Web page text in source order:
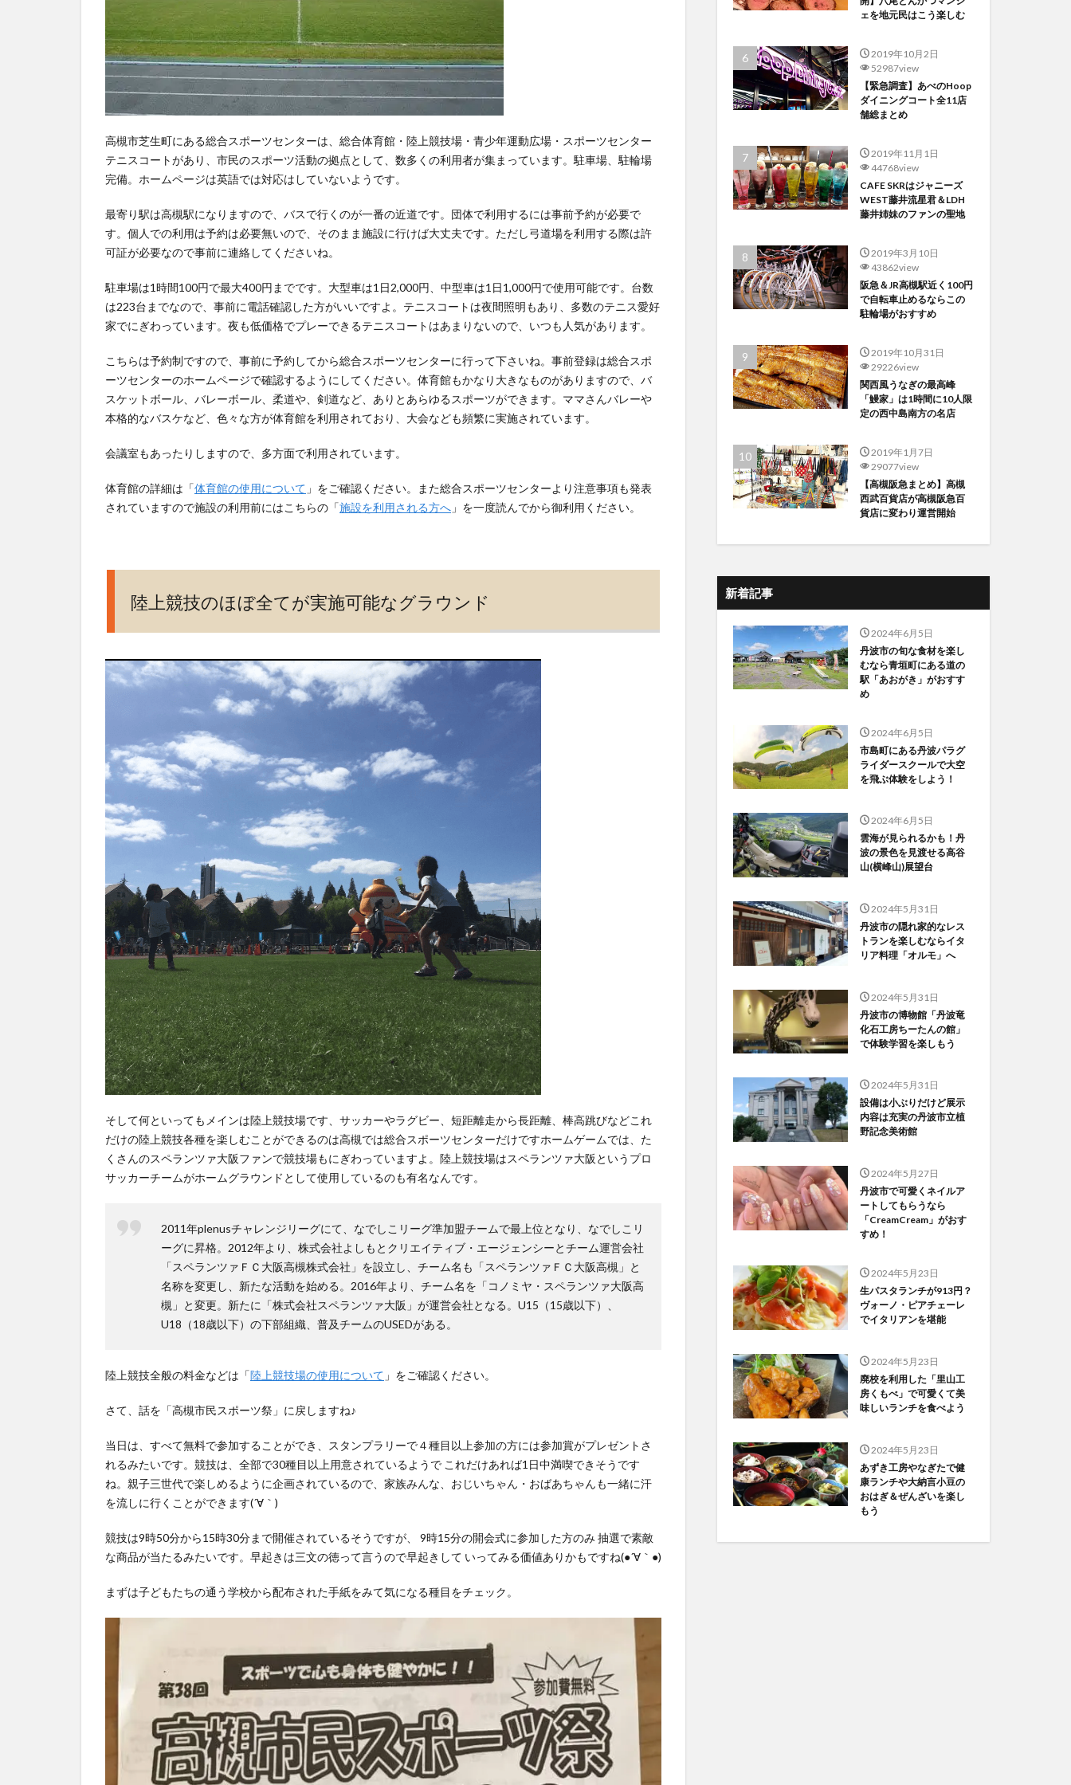
競
技
の
て
が
実
可
能
な
ラ
ン
ド
3
駐
車
も
完
備
大
円
ま
利
用
可
能
高槻市芝生町にある総合スポーツセンターは、総合体育館・陸上競技場・青少年運動広場・スポーツセンター
テニスコートがあり、市民のスポーツ活動の拠点として、数多くの利用者が集まっています。駐車場、駐輪場
完備。ホームページは英語では対応はしていないようです。
最寄り駅は高槻駅になりますので、バスで行くのが一番の近道です。団体で利用するには事前予約が必要で
す。個人での利用は予約は必要無いので、そのまま施設に行けば大丈夫です。ただし弓道場を利用する際は許
可証が必要なので事前に連絡してくださいね。
駐車場は1時間100円で最大400円までです。大型車は1日2,000円、中型車は1日1,000円で使用可能です。台数
は223台までなので、事前に電話確認した方がいいですよ。テニスコートは夜間照明もあり、多数のテニス愛好
家でにぎわっています。夜も低価格でプレーできるテニスコートはあまりないので、いつも人気があります。
こちらは予約制ですので、事前に予約してから総合スポーツセンターに行って下さいね。事前登録は総合スポ
ーツセンターのホームページで確認するようにしてください。体育館もかなり大きなものがありますので、バ
スケットボール、バレーボール、柔道や、剣道など、ありとあらゆるスポーツができます。ママさんバレーや
本格的なバスケなど、色々な方が体育館を利用されており、大会なども頻繁に実施されています。
会議室もあったりしますので、多方面で利用されています。
体育館の詳細は「体育館の使用について 」をご確認ください。また総合スポーツセンターより注意事項も発表
されていますので施設の利用前にはこちらの「施設を利用される方へ 」を一度読んでから御利用ください。
陸上競技のほぼ全てが実施可能なグラウンド
そして何といってもメインは陸上競技場です、サッカーやラグビー、短距離走から長距離、棒高跳びなどこれ
だけの陸上競技各種を楽しむことができるのは高槻では総合スポーツセンターだけですホームゲームでは、た
くさんのスペランツァ大阪ファンで競技場もにぎわっていますよ。陸上競技場はスペランツァ大阪というプロ
サッカーチームがホームグラウンドとして使用しているのも有名なんです。
2011年plenusチャレンジリーグにて、なでしこリーグ準加盟チームで最上位となり、なでしこリ
ーグに昇格。2012年より、株式会社よしもとクリエイティブ・エージェンシーとチーム運営会社
「スペランツァＦＣ大阪高槻株式会社」を設立し、チーム名も「スペランツァＦＣ大阪高槻」と
名称を変更し、新たな活動を始める。2016年より、チーム名を「コノミヤ・スペランツァ大阪高
槻」と変更。新たに「株式会社スペランツァ大阪」が運営会社となる。U15（15歳以下）、
U18（18歳以下）の下部組織、普及チームのUSEDがある。
陸上競技全般の料金などは「陸上競技場の使用について 」をご確認ください。
さて、話を「高槻市民スポーツ祭」に戻しますね♪
当日は、すべて無料で参加することができ、スタンプラリーで４種目以上参加の方には参加賞がプレゼントさ
れるみたいです。競技は、全部で30種目以上用意されているようで これだけあれば1日中満喫できそうです
ね。親子三世代で楽しめるように企画されているので、家族みんな、おじいちゃん・おばあちゃんも一緒に汗
を流しに行くことができます(´∀｀)
競技は9時50分から15時30分まで開催されているそうですが、 9時15分の開会式に参加した方のみ 抽選で素敵
な商品が当たるみたいです。早起きは三文の徳って言うので早起きして いってみる価値ありかもですね(●´∀｀●)
まずは子どもたちの通う学校から配布された手紙をみて気になる種目をチェック。
ェを地元民はこう楽しむ
2019年10月2日
52987view
【緊急調査】あべのHoop
ダイニングコート全11店
舗総まとめ
2019年11月1日
44768view
CAFE SKRはジャニーズ
WEST藤井流星君＆LDH
藤井姉妹のファンの聖地
2019年3月10日
43862view
阪急＆JR高槻駅近く100円
で自転車止めるならこの
駐輪場がおすすめ
2019年10月31日
29226view
関西風うなぎの最高峰
「鰻家」は1時間に10人限
定の西中島南方の名店
2019年1月7日
29077view
【高槻阪急まとめ】高槻
西武百貨店が高槻阪急百
貨店に変わり運営開始
新着記事
2024年6月5日
丹波市の旬な食材を楽し
むなら青垣町にある道の
駅「あおがき」がおすす
め
2024年6月5日
市島町にある丹波パラグ
ライダースクールで大空
を飛ぶ体験をしよう！
2024年6月5日
雲海が見られるかも！丹
波の景色を見渡せる高谷
山(横峰山)展望台
2024年5月31日
丹波市の隠れ家的なレス
トランを楽しむならイタ
リア料理「オルモ」へ
2024年5月31日
丹波市の博物館「丹波竜
化石工房ちーたんの館」
で体験学習を楽しもう
2024年5月31日
設備は小ぶりだけど展示
内容は充実の丹波市立植
野記念美術館
2024年5月27日
丹波市で可愛くネイルア
ートしてもらうなら
「CreamCream」がおす
すめ！
2024年5月23日
生パスタランチが913円？
ヴォーノ・ピアチェーレ
でイタリアンを堪能
2024年5月23日
廃校を利用した「里山工
房くもべ」で可愛くて美
味しいランチを食べよう
2024年5月23日
あずき工房やなぎたで健
康ランチや大納言小豆の
おはぎ＆ぜんざいを楽し
もう